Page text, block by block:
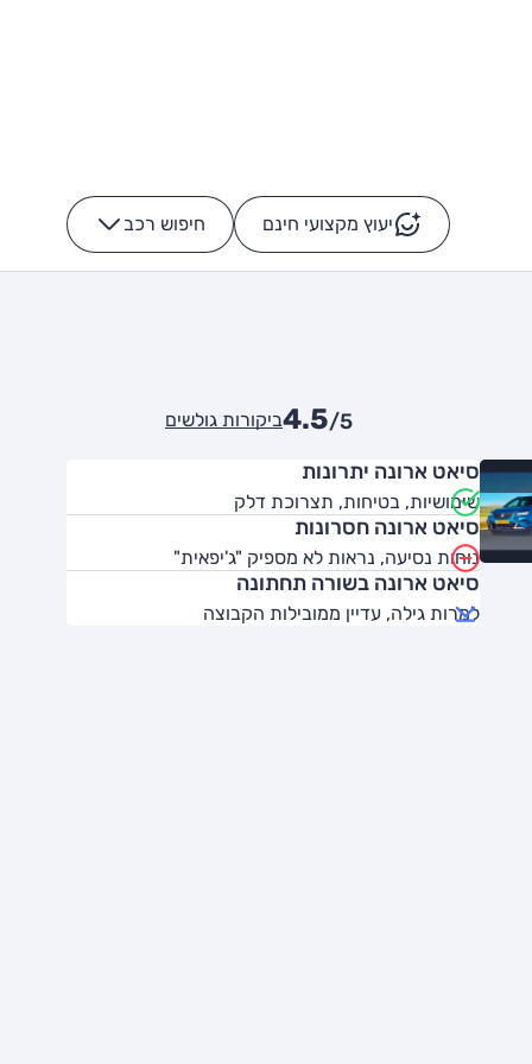
יעוץ מקצועי חינם חיפוש רכב -
4.5/5 ביקורות גולשים
סיאט ארונה יתרונות
שימושיות, בטיחות, תצרוכת דלק
סיאט ארונה חסרונות
נוחות נסיעה, נראות לא מספיק "ג'יפאית"
סיאט ארונה בשורה תחתונה
למרות גילה, עדיין ממובילות הקבוצה